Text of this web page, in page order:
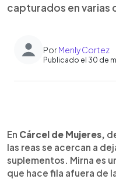
capturados en varias
PorMenly Cortez
Publicado el 30 de
Escuchar
En Cárcel de Mujeres,
las reas se acercan a
suplementos. Mirna es
que hace fila afuera de